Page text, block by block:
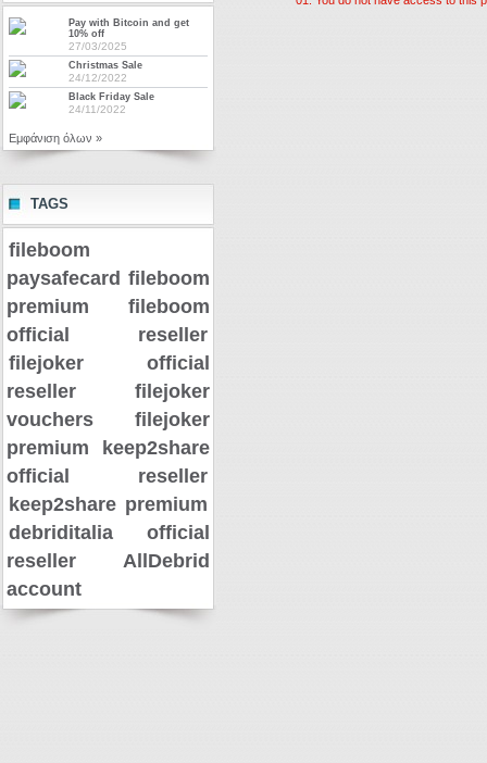
Pay with Bitcoin and get
10% off
27/03/2025
Christmas Sale
24/12/2022
Black Friday Sale
24/11/2022
Εμφάνιση όλων »
TAGS
fileboom
paysafecard fileboom
premium
fileboom
official reseller
filejoker official
reseller
filejoker
vouchers
filejoker
premium
keep2share
official reseller
keep2share premium
debriditalia official
reseller
AllDebrid
account